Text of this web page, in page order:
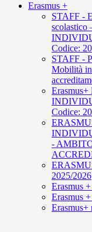
Erasmus +
STAFF -
scolastico
Codice:
STAFF -
Mobilità
Codice:
-
2025/2026
Erasmus
Erasmus
Erasmus+